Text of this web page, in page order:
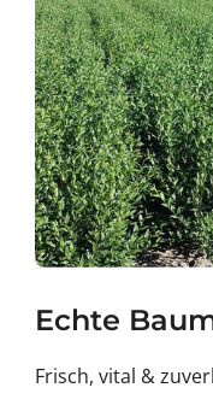
Echte
Frisch, vital &